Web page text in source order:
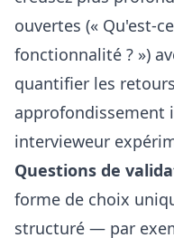
ouvertes (« Qu'est-
fonctionnalité ? »)
quantifier les
approfondissement
intervieweur
Questions de
forme de choix
structuré — par